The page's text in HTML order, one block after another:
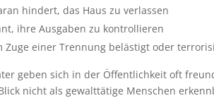
hindert, das Haus zu verlassen
ihre Ausgaben zu kontrollieren
Zuge einer Trennung belästigt oder
geben sich in der Öffentlichkeit oft
nicht als gewalttätige Menschen